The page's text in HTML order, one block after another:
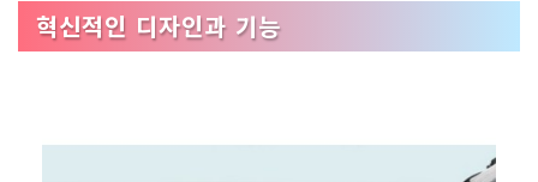
혁신적인 디자인과 기능